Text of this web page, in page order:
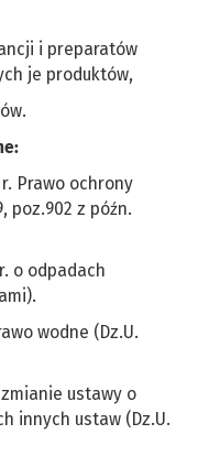
i preparatów
je produktów,
Prawo ochrony
poz.902 z późn.
o odpadach
wodne (Dz.U.
ustawy o
innych ustaw (Dz.U.